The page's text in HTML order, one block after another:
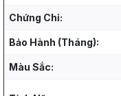
Chứng Chỉ:
Bảo Hành (Tháng):
Màu Sắc: